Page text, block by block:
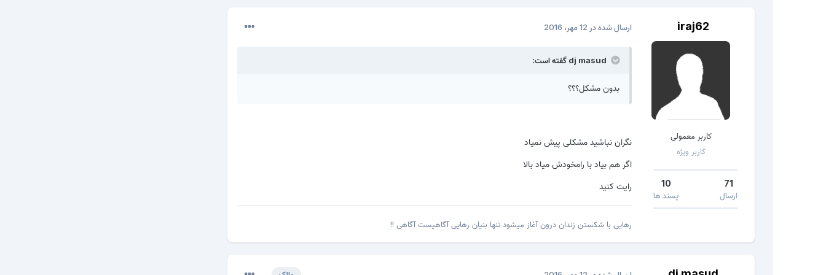
iraj62
کاربر معمولی
کاربر ویژه
71
ارسال
10
پسند ها
ارسال شده در 12 مهر، 2016
بدون مشکل؟؟؟
نگران نباشید مشکلی پیش نمیاد
اگر هم بیاد با رامخودش میاد بالا
رایت کنید
رهایی با شکستن زندان درون آغاز میشود تنها بنیان رهایی آگاهیست آگاهی !!